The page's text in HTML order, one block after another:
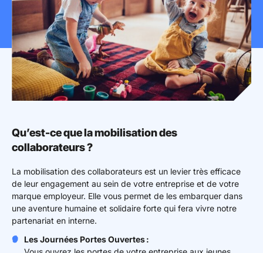
Mon espace donateur
Qu’est-ce que la mobilisation des
collaborateurs ?
La mobilisation des collaborateurs est un levier très efficace
de leur engagement au sein de votre entreprise et de votre
marque employeur. Elle vous permet de les embarquer dans
une aventure humaine et solidaire forte qui fera vivre notre
partenariat en interne.
Les Journées Portes Ouvertes :